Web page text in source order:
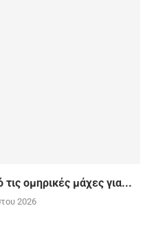
ομηρικές μάχες για...
2026